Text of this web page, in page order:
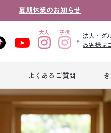
夏期休業のお知らせ
法人・グ
お客様は
よくあるご質問
卒業式袴レンタ
ル